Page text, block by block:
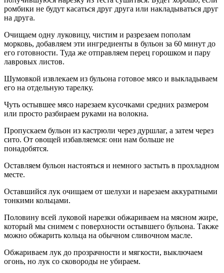
ромбики не будут касаться друг друга или накладываться друг
на друга.
Очищаем одну луковицу, чистим и разрезаем пополам
морковь, добавляем эти ингредиенты в бульон за 60 минут до
его готовности. Туда же отправляем перец горошком и пару
лавровых листов.
Шумовкой извлекаем из бульона готовое мясо и выкладываем
его на отдельную тарелку.
Чуть остывшее мясо нарезаем кусочками средних размером
или просто разбираем руками на волокна.
Пропускаем бульон из кастрюли через дуршлаг, а затем через
сито. От овощей избавляемся: они нам больше не
понадобятся.
Оставляем бульон настояться и немного застыть в прохладном
месте.
Оставшийся лук очищаем от шелухи и нарезаем аккуратными
тонкими кольцами.
Половину всей луковой нарезки обжариваем на мясном жире,
который мы снимем с поверхности остывшего бульона. Также
можно обжарить кольца на обычном сливочном масле.
Обжариваем лук до прозрачности и мягкости, выключаем
огонь, но лук со сковороды не убираем.